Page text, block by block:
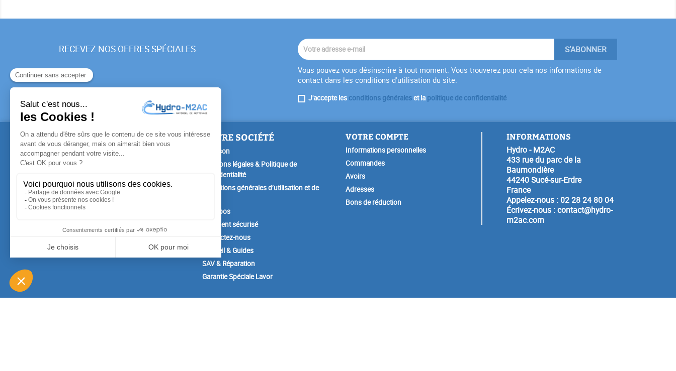
RECEVEZ NOS OFFRES SPÉCIALES
Vous pouvez vous désinscrire à tout moment. Vous trouverez pour cela nos informations de
contact dans les conditions d'utilisation du site.
J'accepte les conditions généraleset lapolitique de confidentialité
PRODUITS
Promotions
Nouveaux produits
NOTRE SOCIÉTÉ
Livraison
Mentions légales & Politique de
Confidentialité
Conditions générales d’utilisation et de
A propos
Paiement sécurisé
Contactez-nous
Conseil & Guides
SAV & Réparation
Garantie Spéciale Lavor
VOTRE COMPTE
Informations personnelles
Commandes
Avoirs
Adresses
Bons de réduction
INFORMATIONS
Hydro - M2AC
433 rue du parc de la
Baumondière
44240 Sucé-sur-Erdre
France
Appelez-nous : 02 28 24 80 04
Écrivez-nous :contact@hydro-
m2ac.com